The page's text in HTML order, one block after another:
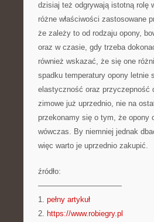
dzisiaj też odgrywają istotną rolę
różne właściwości zastosowane
że zależy to od rodzaju opony,
oraz w czasie, gdy trzeba
również wskazać, że się one
spadku temperatury opony letnie
elastyczność oraz przyczepność
zimowe już uprzednio, nie na
przekonamy się o tym, że opony
wówczas. By niemniej jednak
więc warto je uprzednio zakupić.
źródło:
———————————
1. pełny artykuł
2. https://www.robiegry.pl